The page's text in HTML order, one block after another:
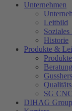
Unternehmen
Leitbild
Soziales
Historie
Produkte &
SG
DIHAG Group